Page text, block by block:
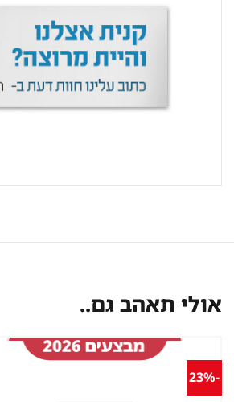
אולי תאהב גם..
-23%